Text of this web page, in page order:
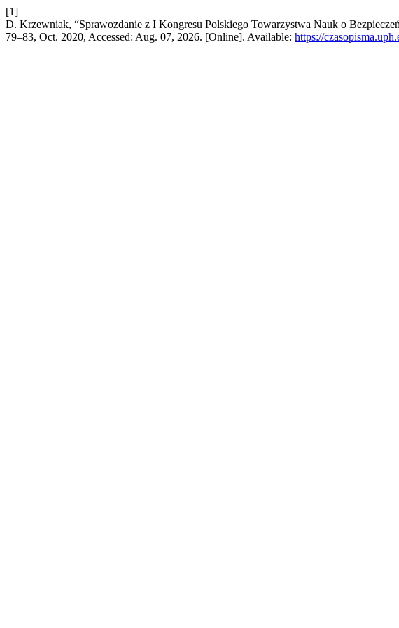
[1]
D. Krzewniak, “Sprawozdanie z I Kongresu Polskiego Towarzystwa Nauk o
79–83, Oct. 2020, Accessed: Aug. 07, 2026. [Online]. Available: https://